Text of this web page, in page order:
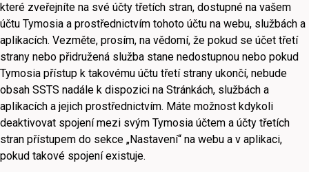
které zveřejníte na své účty třetích stran, dostupné na vašem
účtu Tymosia a prostřednictvím tohoto účtu na webu, službách a
aplikacích. Vezměte, prosím, na vědomí, že pokud se účet třetí
strany nebo přidružená služba stane nedostupnou nebo pokud
Tymosia přístup k takovému účtu třetí strany ukončí, nebude
obsah SSTS nadále k dispozici na Stránkách, službách a
aplikacích a jejich prostřednictvím. Máte možnost kdykoli
deaktivovat spojení mezi svým Tymosia účtem a účty třetích
stran přístupem do sekce „Nastavení“ na webu a v aplikaci,
pokud takové spojení existuje.